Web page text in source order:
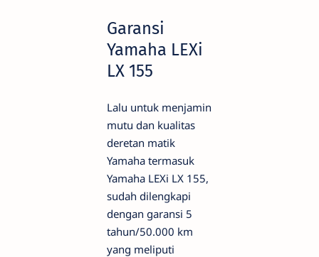
Garansi
Yamaha LEXi
LX 155
Lalu untuk menjamin
mutu dan kualitas
deretan matik
Yamaha termasuk
Yamaha LEXi LX 155,
sudah dilengkapi
dengan garansi 5
tahun/50.000 km
yang meliputi